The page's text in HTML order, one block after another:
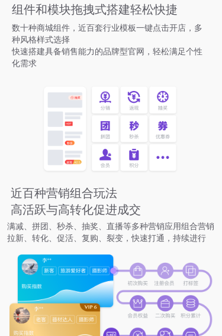
组件和模块拖拽式搭建轻松快捷
数十种商城组件，近百套行业模板一键点击开店，多
种风格样式选择
快速搭建具备销售能力的品牌型官网，轻松满足个性
化需求
近百种营销组合玩法
高活跃与高转化促进成交
满减、拼团、秒杀、抽奖、直播等多种营销应用组合营销
拉新、转化、促活、复购、裂变，快速打通，持续进行